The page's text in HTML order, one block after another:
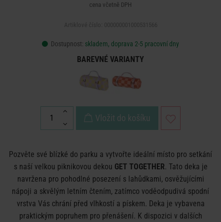
cena včetně DPH
Dostupnost: skladem, doprava 2-5 pracovní dny
BAREVNÉ VARIANTY
Vložit do košíku
Pozvěte své blízké do parku a vytvořte ideální místo pro setkání
s naší velkou piknikovou dekou GET TOGETHER. Tato deka je
navržena pro pohodlné posezení s lahůdkami, osvěžujícími
nápoji a skvělým letním čtením, zatímco voděodpudivá spodní
vrstva Vás chrání před vlhkostí a pískem. Deka je vybavena
praktickým popruhem pro přenášení. K dispozici v dalších